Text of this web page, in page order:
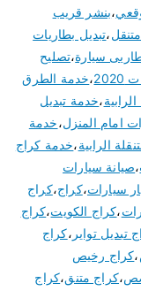
،بنشر قريب
،تبديل بطاريات
سيارة،تصليح
،خدمة الطرق
،خدمة تبديل
امام المنزل،خدمة
الرابية،خدمة كراج
،صيانة سيارات
سيارات،كراج،كراج
،كراج الكويت،كراج
تبديل تواير ،كراج
،كراج رخيص
،كراج متنق،كراج